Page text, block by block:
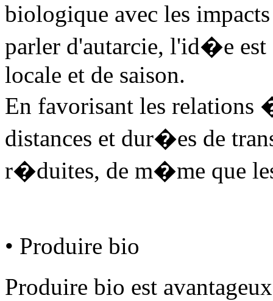
biologique avec les
parler d'autarcie, l'id�e
locale et de saison.
En favorisant les
distances et dur�es de
r�duites, de m�me que
• Produire bio
Produire bio est